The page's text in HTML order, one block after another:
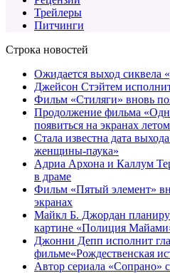
Трейлеры
Питчинги
Строка новостей
Ожидается выход сиквела
Джейсон Стэйтем
Фильм «Стиляги» вновь
Продолжение фильма
появиться на экранах
Стала известна дата
женщины-паука»
Адриа Архона и Каллум
в драме
Фильм «Пятый элемент»
экранах
Майкл Б. Джордан
картине «Полиция
Джонни Депп исполнит
фильме«Рождественская
Автор сериала «Сопрано»